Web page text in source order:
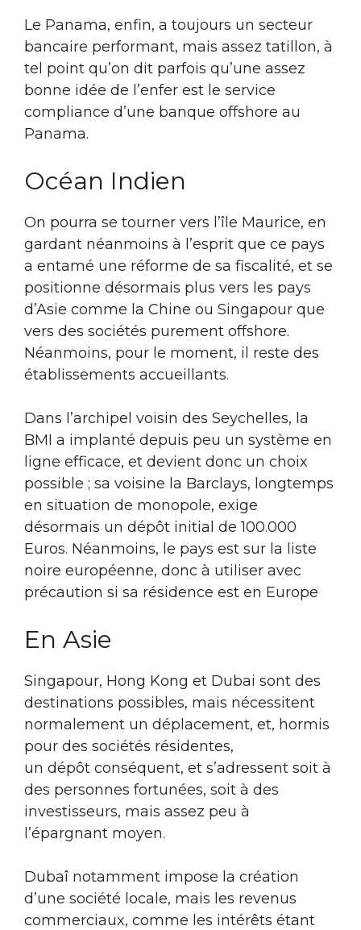
Le Panama, enfin, a toujours un secteur
bancaire performant, mais assez tatillon, à
tel point qu’on dit parfois qu’une assez
bonne idée de l’enfer est le service
compliance d’une banque offshore au
Panama.
Océan Indien
On pourra se tourner vers l’île Maurice, en
gardant néanmoins à l’esprit que ce pays
a entamé une réforme de sa fiscalité, et se
positionne désormais plus vers les pays
d’Asie comme la Chine ou Singapour que
vers des sociétés purement offshore.
Néanmoins, pour le moment, il reste des
établissements accueillants.
Dans l’archipel voisin des Seychelles, la
BMI a implanté depuis peu un système en
ligne efficace, et devient donc un choix
possible ; sa voisine la Barclays, longtemps
en situation de monopole, exige
désormais un dépôt initial de 100.000
Euros. Néanmoins, le pays est sur la liste
noire européenne, donc à utiliser avec
précaution si sa résidence est en Europe
En Asie
Singapour, Hong Kong et Dubai sont des
destinations possibles, mais nécessitent
normalement un déplacement, et, hormis
pour des sociétés résidentes,
un dépôt conséquent, et s’adressent soit à
des personnes fortunées, soit à des
investisseurs, mais assez peu à
l’épargnant moyen.
Dubaî notamment impose la création
d’une société locale, mais les revenus
commerciaux, comme les intérêts étant